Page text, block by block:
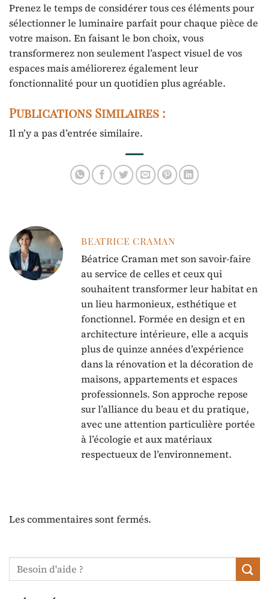
Prenez le temps de considérer tous ces éléments pour
sélectionner le luminaire parfait pour chaque pièce de
votre maison. En faisant le bon choix, vous
transformerez non seulement l’aspect visuel de vos
espaces mais améliorerez également leur
fonctionnalité pour un quotidien plus agréable.
Publications Similaires :
Il n’y a pas d’entrée similaire.
BEATRICE CRAMAN
Béatrice Craman met son savoir-faire
au service de celles et ceux qui
souhaitent transformer leur habitat en
un lieu harmonieux, esthétique et
fonctionnel. Formée en design et en
architecture intérieure, elle a acquis
plus de quinze années d’expérience
dans la rénovation et la décoration de
maisons, appartements et espaces
professionnels. Son approche repose
sur l’alliance du beau et du pratique,
avec une attention particulière portée
à l’écologie et aux matériaux
respectueux de l’environnement.
Les commentaires sont fermés.